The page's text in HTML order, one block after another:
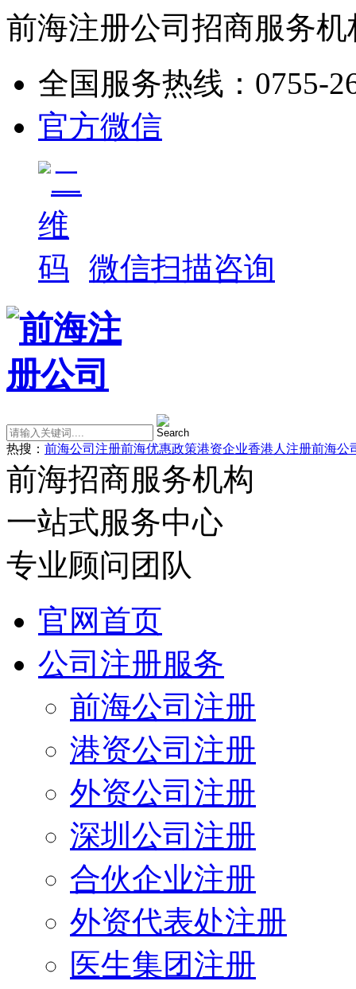
前海注册公司招商服务
全国服务热线： 0755-
官方微信
微信扫描咨询
热搜： 前海公司注册前海优惠政策港资企业香港人注册前海公
前海招商服务机构
一站式服务中心
专业顾问团队
官网首页
公司注册服务
前海公司注册
港资公司注册
外资公司注册
深圳公司注册
合伙企业注册
外资代表处注册
医生集团注册